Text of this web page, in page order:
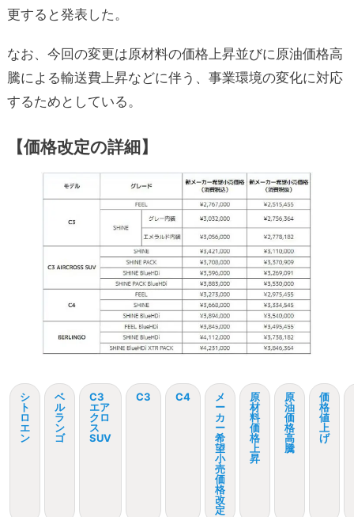
更すると発表した。
なお、今回の変更は原材料の価格上昇並びに原油価格高
騰による輸送費上昇などに伴う、事業環境の変化に対応
するためとしている。
【価格改定の詳細】
シ
ト
ロ
エ
ン
ベ
ル
ラ
ン
ゴ
C3
エア
クロ
ス
SUV
C3 C4
メ
ー
カ
ー
希
望
小
売
価
格
改
定
原
材
料
価
格
上
昇
原
油
価
格
高
騰
価
格
値
上
げ